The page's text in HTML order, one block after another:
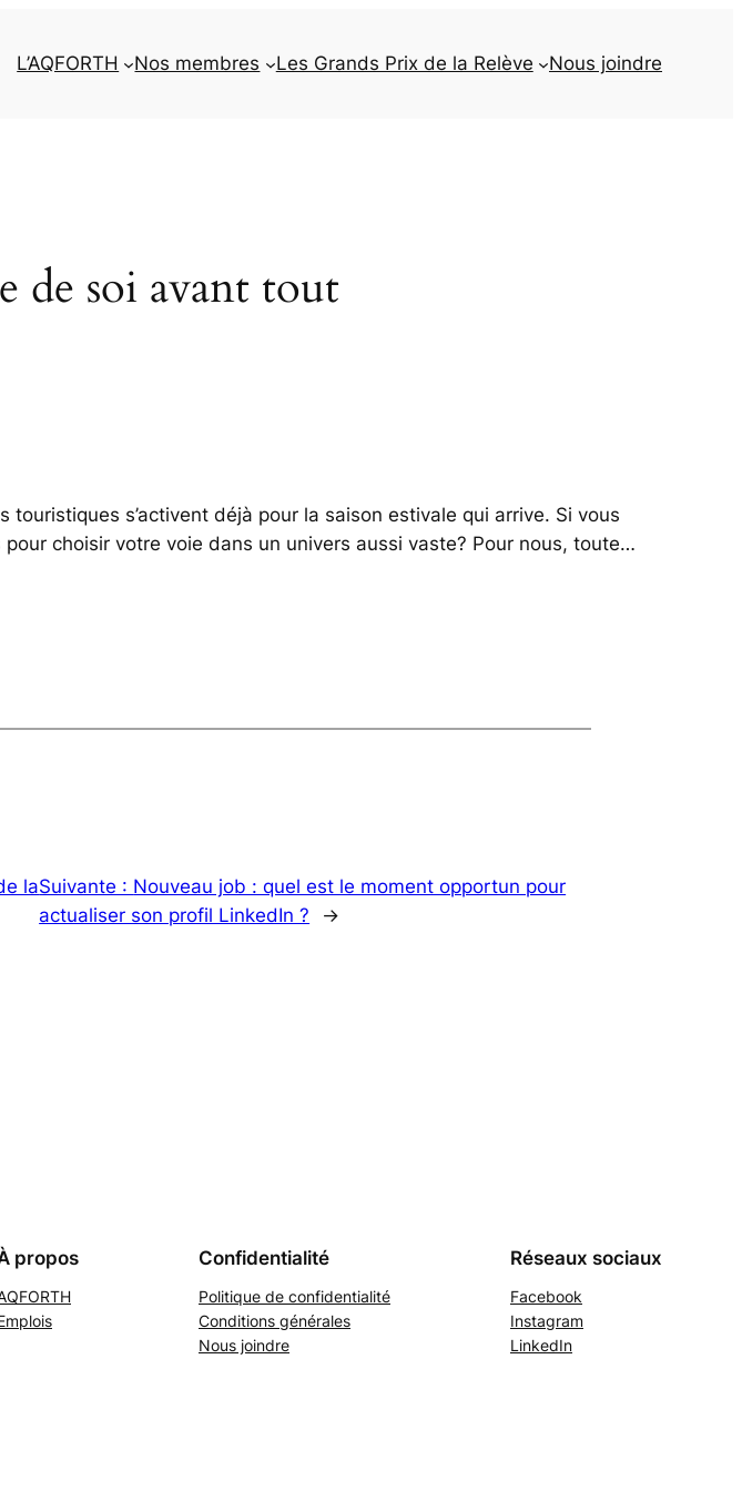
L’AQFORTH Nos membres Les Grands Prix de la Relève Nous joindre
de soi avant tout
s’activent déjà pour la saison estivale qui arrive. Si vous
choisir votre voie dans un univers aussi vaste? Pour nous, toute…
laSuivante : Nouveau job : quel est le moment opportun pour
actualiser son profil LinkedIn ?
→
propos Confidentialité
Politique de confidentialité
Conditions générales
Nous joindre
Réseaux sociaux
Facebook
Instagram
LinkedIn